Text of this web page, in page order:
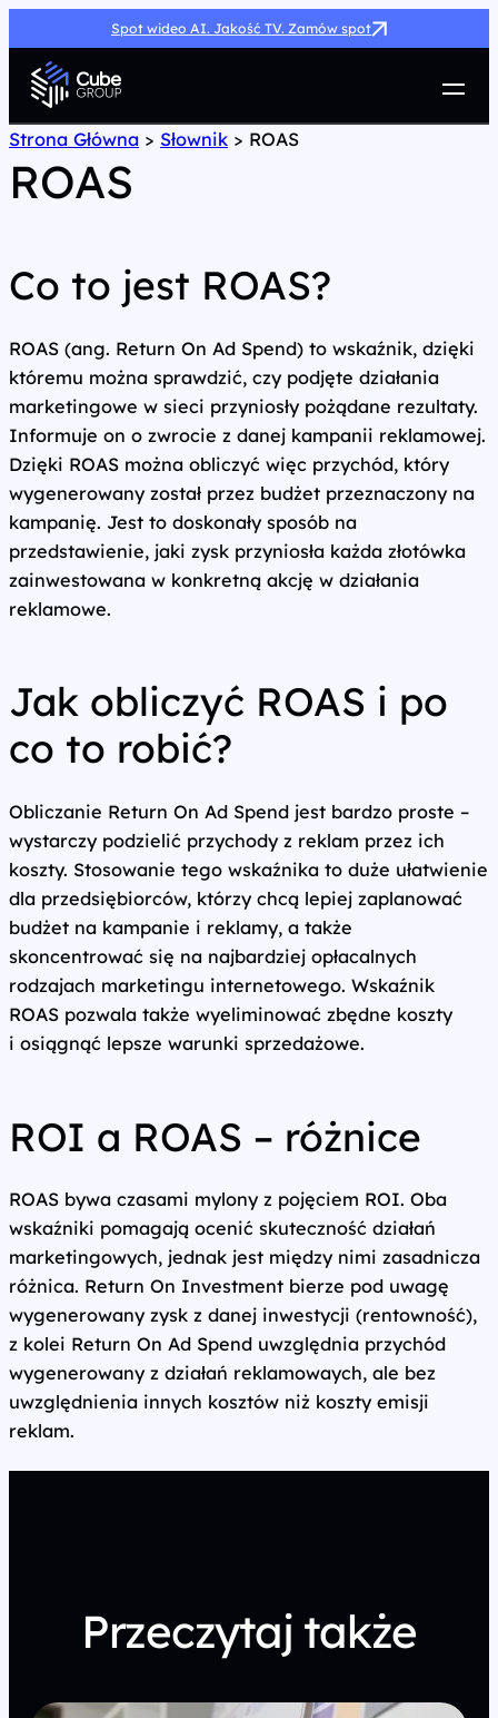
Spot wideo AI. Jakość TV. Zamów spot
Usługi
Jak możemy pomóc
Case Study
Kariera
Strona Główna > Słownik > ROAS
ROAS
Co to jest ROAS?
ROAS (ang. Return On Ad Spend) to wskaźnik, dzięki
któremu można sprawdzić, czy podjęte działania
marketingowe w sieci przyniosły pożądane rezultaty.
Informuje on o zwrocie z danej kampanii reklamowej.
Dzięki ROAS można obliczyć więc przychód, który
wygenerowany został przez budżet przeznaczony na
kampanię. Jest to doskonały sposób na
przedstawienie, jaki zysk przyniosła każda złotówka
zainwestowana w konkretną akcję w działania
reklamowe.
Jak obliczyć ROAS i po
co to robić?
Obliczanie Return On Ad Spend jest bardzo proste –
wystarczy podzielić przychody z reklam przez ich
koszty. Stosowanie tego wskaźnika to duże ułatwienie
dla przedsiębiorców, którzy chcą lepiej zaplanować
budżet na kampanie i reklamy, a także
skoncentrować się na najbardziej opłacalnych
rodzajach marketingu internetowego. Wskaźnik
ROAS pozwala także wyeliminować zbędne koszty
i osiągnąć lepsze warunki sprzedażowe.
ROI a ROAS – różnice
ROAS bywa czasami mylony z pojęciem ROI. Oba
wskaźniki pomagają ocenić skuteczność działań
marketingowych, jednak jest między nimi zasadnicza
różnica. Return On Investment bierze pod uwagę
wygenerowany zysk z danej inwestycji (rentowność),
z kolei Return On Ad Spend uwzględnia przychód
wygenerowany z działań reklamowaych, ale bez
uwzględnienia innych kosztów niż koszty emisji
reklam.
Przeczytaj także